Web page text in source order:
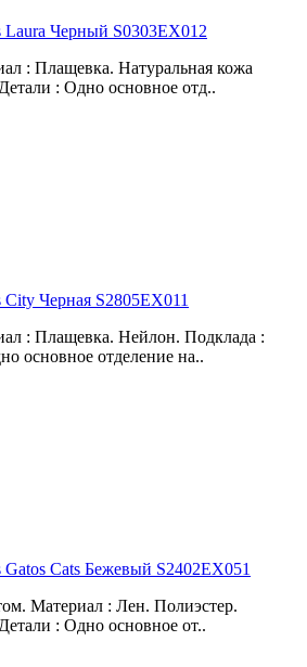
Черный S0303EX012
: Плащевка. Натуральная кожа
: Одно основное отд..
Черная S2805EX011
: Плащевка. Нейлон. Подклада :
основное отделение на..
Cats Бежевый S2402EX051
Материал : Лен. Полиэстер.
: Одно основное от..